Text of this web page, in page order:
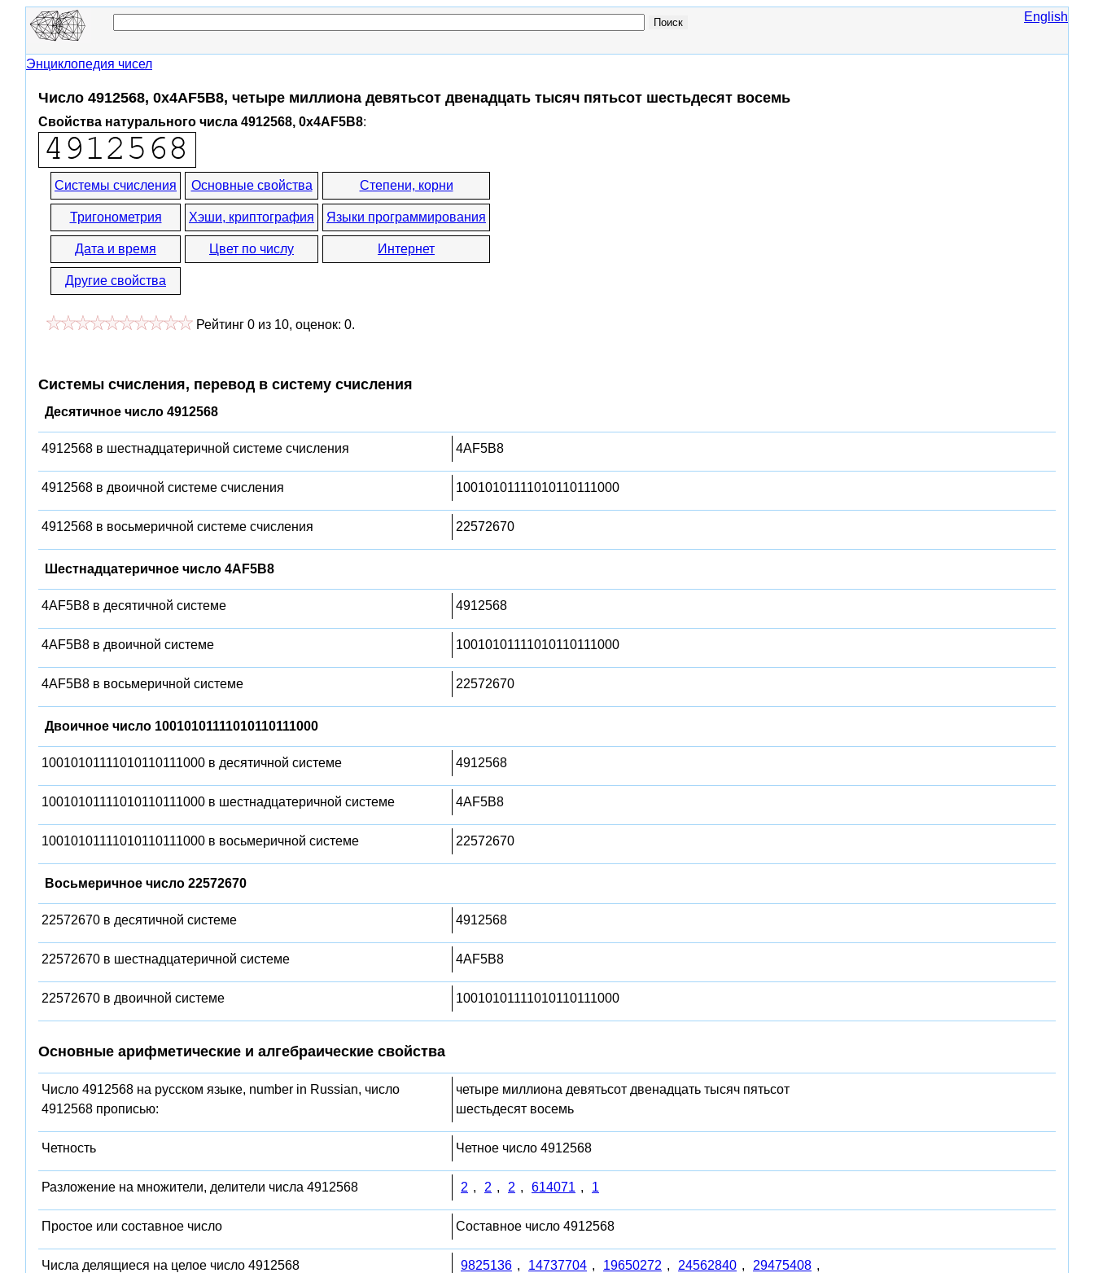
English
Энциклопедия чисел
Число 4912568, 0x4AF5B8, четыре миллиона девятьсот двенадцать тысяч пятьсот шестьдесят восемь
Свойства натурального числа 4912568, 0x4AF5B8:
Системы счисления Основные свойства Степени, корни
Тригонометрия Хэши, криптография Языки программирования
Дата и время Цвет по числу Интернет
Другие свойства
Рейтинг 0 из 10, оценок: 0.
Системы счисления, перевод в систему счисления
Десятичное число 4912568
4912568 в шестнадцатеричной системе счисления 4AF5B8
4912568 в двоичной системе счисления 10010101111010110111000
4912568 в восьмеричной системе счисления 22572670
Шестнадцатеричное число 4AF5B8
4AF5B8 в десятичной системе 4912568
4AF5B8 в двоичной системе 10010101111010110111000
4AF5B8 в восьмеричной системе 22572670
Двоичное число 10010101111010110111000
10010101111010110111000 в десятичной системе 4912568
10010101111010110111000 в шестнадцатеричной системе 4AF5B8
10010101111010110111000 в восьмеричной системе 22572670
Восьмеричное число 22572670
22572670 в десятичной системе 4912568
22572670 в шестнадцатеричной системе 4AF5B8
22572670 в двоичной системе 10010101111010110111000
Основные арифметические и алгебраические свойства
Число 4912568 на русском языке, number in Russian, число
4912568 прописью:
четыре миллиона девятьсот двенадцать тысяч пятьсот
шестьдесят восемь
Четность Четное число 4912568
Разложение на множители, делители числа 4912568 2 , 2 , 2 , 614071 , 1
Простое или составное число Составное число 4912568
Числа делящиеся на целое число 4912568 9825136 , 14737704 , 19650272 , 24562840 , 29475408 ,